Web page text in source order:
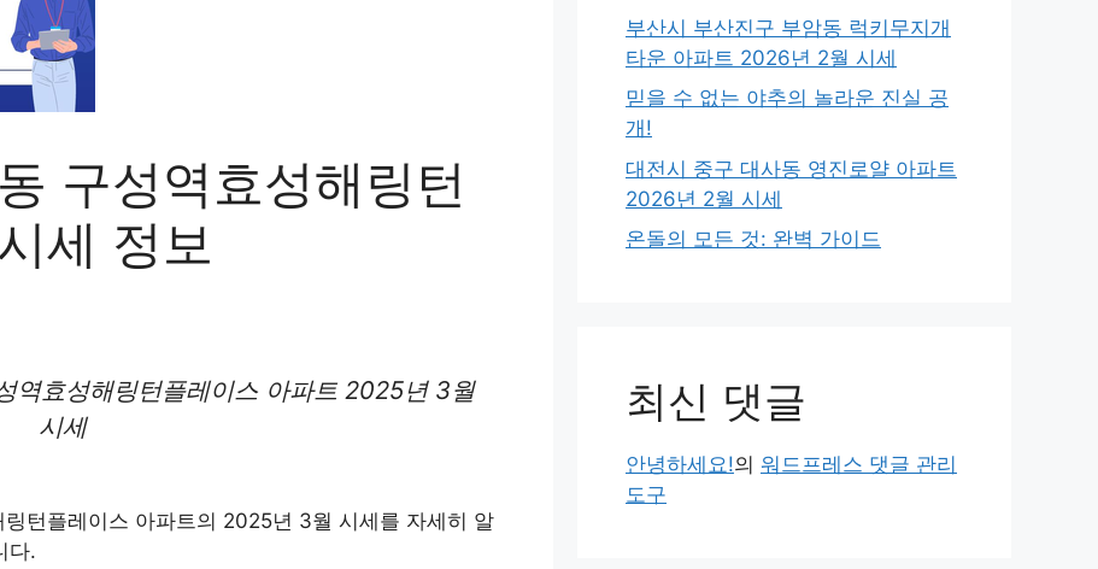
구성역효성해링턴
세 정보
역효성해링턴플레이스 아파트 2025년 3월
시세
턴플레이스 아파트 의 2025년 3월 시세를 자세히 알
다.
부산시 부산진구 부암동 럭키무지개
타운 아파트 2026년 2월 시세
믿을 수 없는 야추의 놀라운 진실 공
개!
대전시 중구 대사동 영진로얄 아파트
2026년 2월 시세
온돌의 모든 것: 완벽 가이드
최신 댓글
안녕하세요!의 워드프레스 댓글 관리
도구